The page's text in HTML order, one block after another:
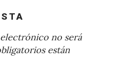
no será
están